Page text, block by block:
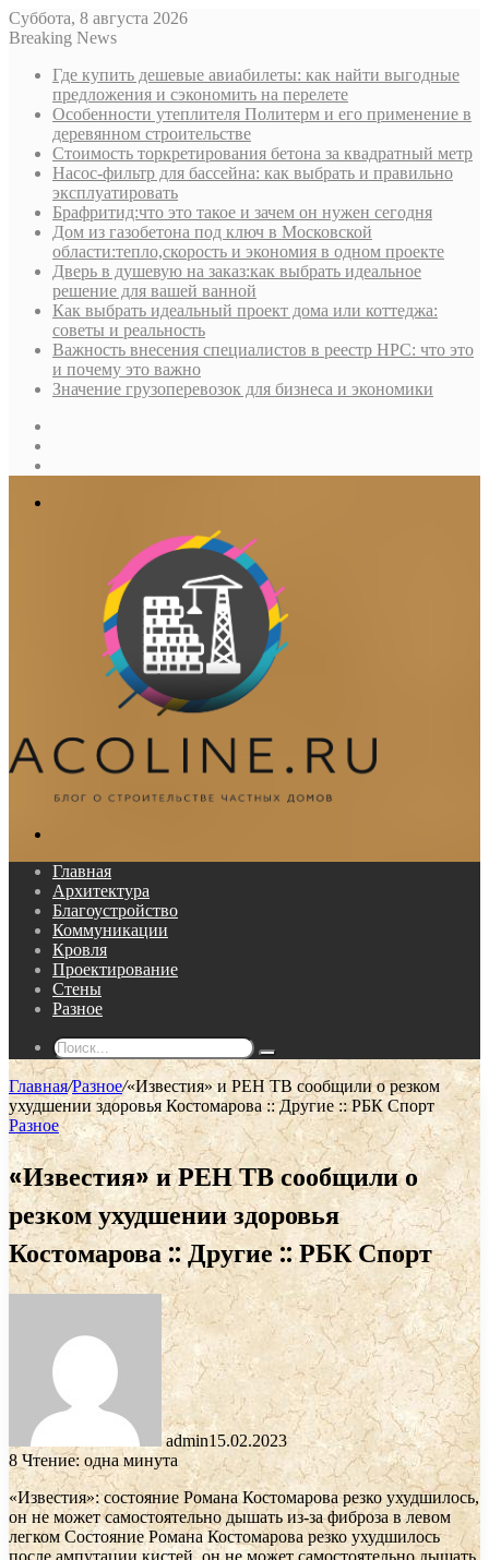
Суббота, 8 августа 2026
Breaking News
Где купить дешевые авиабилеты: как найти выгодные
предложения и сэкономить на перелете
Особенности утеплителя Политерм и его применение в
деревянном строительстве
Стоимость торкретирования бетона за квадратный метр
Насос-фильтр для бассейна: как выбрать и правильно
эксплуатировать
Брафритид:что это такое и зачем он нужен сегодня
Дом из газобетона под ключ в Московской
области:тепло,скорость и экономия в одном проекте
Дверь в душевую на заказ:как выбрать идеальное
решение для вашей ванной
Как выбрать идеальный проект дома или коттеджа:
советы и реальность
Важность внесения специалистов в реестр НРС: что это
и почему это важно
Значение грузоперевозок для бизнеса и экономики
Главная
Архитектура
Благоустройство
Коммуникации
Кровля
Проектирование
Стены
Разное
Поиск...
Главная/Разное/«Известия» и РЕН ТВ сообщили о резком
ухудшении здоровья Костомарова :: Другие :: РБК Спорт
Разное
«Известия» и РЕН ТВ сообщили о
резком ухудшении здоровья
Костомарова :: Другие :: РБК Спорт
admin15.02.2023
8 Чтение: одна минута
«Известия»: состояние Романа Костомарова резко ухудшилось,
он не может самостоятельно дышать из-за фиброза в левом
легком Состояние Романа Костомарова резко ухудшилось
после ампутации кистей, он не может самостоятельно дышать,